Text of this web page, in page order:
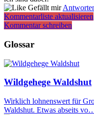
Gefällt mir
Kommentarliste aktualisieren
Kommentar schreiben
Glossar
Wildgehege Waldshut
Wirklich lohnenswert für
Waldshut. Etwas abseits